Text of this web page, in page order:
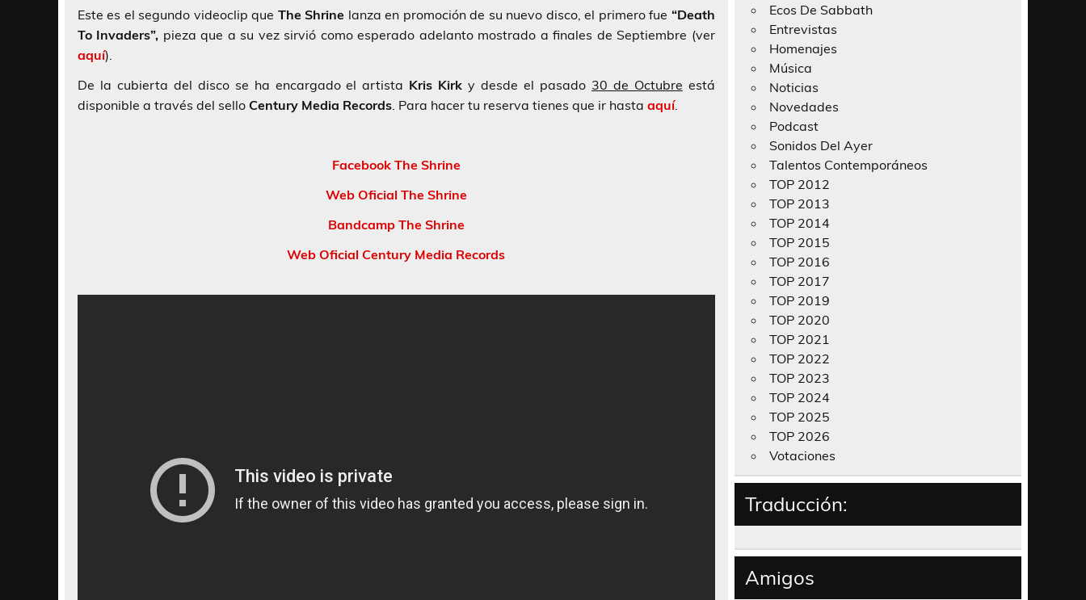
Este es el segundo videoclip que The Shrine lanza en promoción de su nuevo disco, el primero fue “Death
To Invaders”, pieza que a su vez sirvió como esperado adelanto mostrado a finales de Septiembre (ver
aquí).
De la cubierta del disco se ha encargado el artista Kris Kirk y desde el pasado 30 de Octubre está
disponible a través del sello Century Media Records. Para hacer tu reserva tienes que ir hasta aquí.
Facebook The Shrine
Web Oficial The Shrine
Bandcamp The Shrine
Web Oficial Century Media Records
Ecos De Sabbath
Entrevistas
Homenajes
Música
Noticias
Novedades
Podcast
Sonidos Del Ayer
Talentos Contemporáneos
TOP 2012
TOP 2013
TOP 2014
TOP 2015
TOP 2016
TOP 2017
TOP 2019
TOP 2020
TOP 2021
TOP 2022
TOP 2023
TOP 2024
TOP 2025
TOP 2026
Votaciones
Traducción:
Amigos